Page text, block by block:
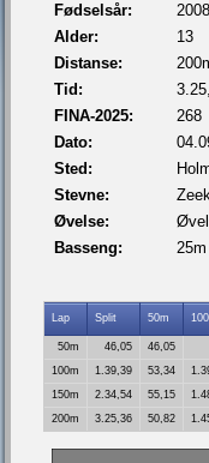
Fødselsår:
2008
Alder:
13
Distanse:
Tid:
FINA-2025:
268
Dato:
Sted:
Stevne:
Øvelse:
Basseng:
25m
Lap Split 50m
50m 46,05
46,05
100m
1.39,39 53,34
150m
2.34,54 55,15
200m
3.25,36 50,82